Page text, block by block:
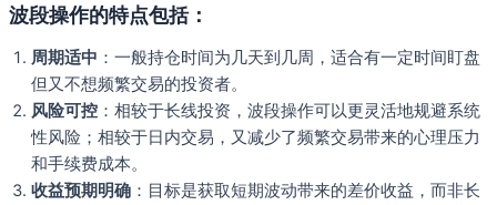
波段操作的特点包括：
周期适中 ：一般持仓时间为几天到几周，适合有一定时间盯盘
但又不想频繁交易的投资者。
风险可控 ：相较于长线投资，波段操作可以更灵活地规避系统
性风险；相较于日内交易，又减少了频繁交易带来的心理压力
和手续费成本。
收益预期明确 ：目标是获取短期波动带来的差价收益，而非长